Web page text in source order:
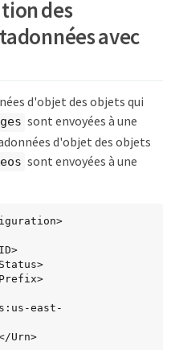
des
avec
d'objet des objets qui
sont envoyées à une
d'objet des objets
sont envoyées à une
Urn>